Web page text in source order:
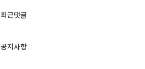
과
글
최근댓글
공지사항